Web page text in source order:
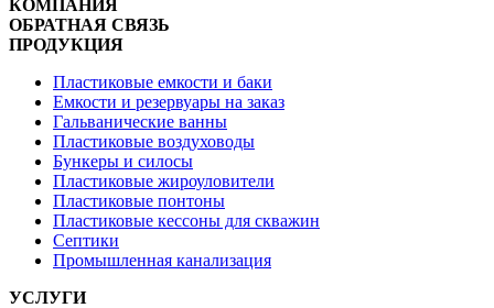
КОМПАНИЯ
ОБРАТНАЯ СВЯЗЬ
ПРОДУКЦИЯ
Пластиковые емкости и баки
Емкости и резервуары на заказ
Гальванические ванны
Пластиковые воздуховоды
Бункеры и силосы
Пластиковые жироуловители
Пластиковые понтоны
Пластиковые кессоны для скважин
Септики
Промышленная канализация
УСЛУГИ